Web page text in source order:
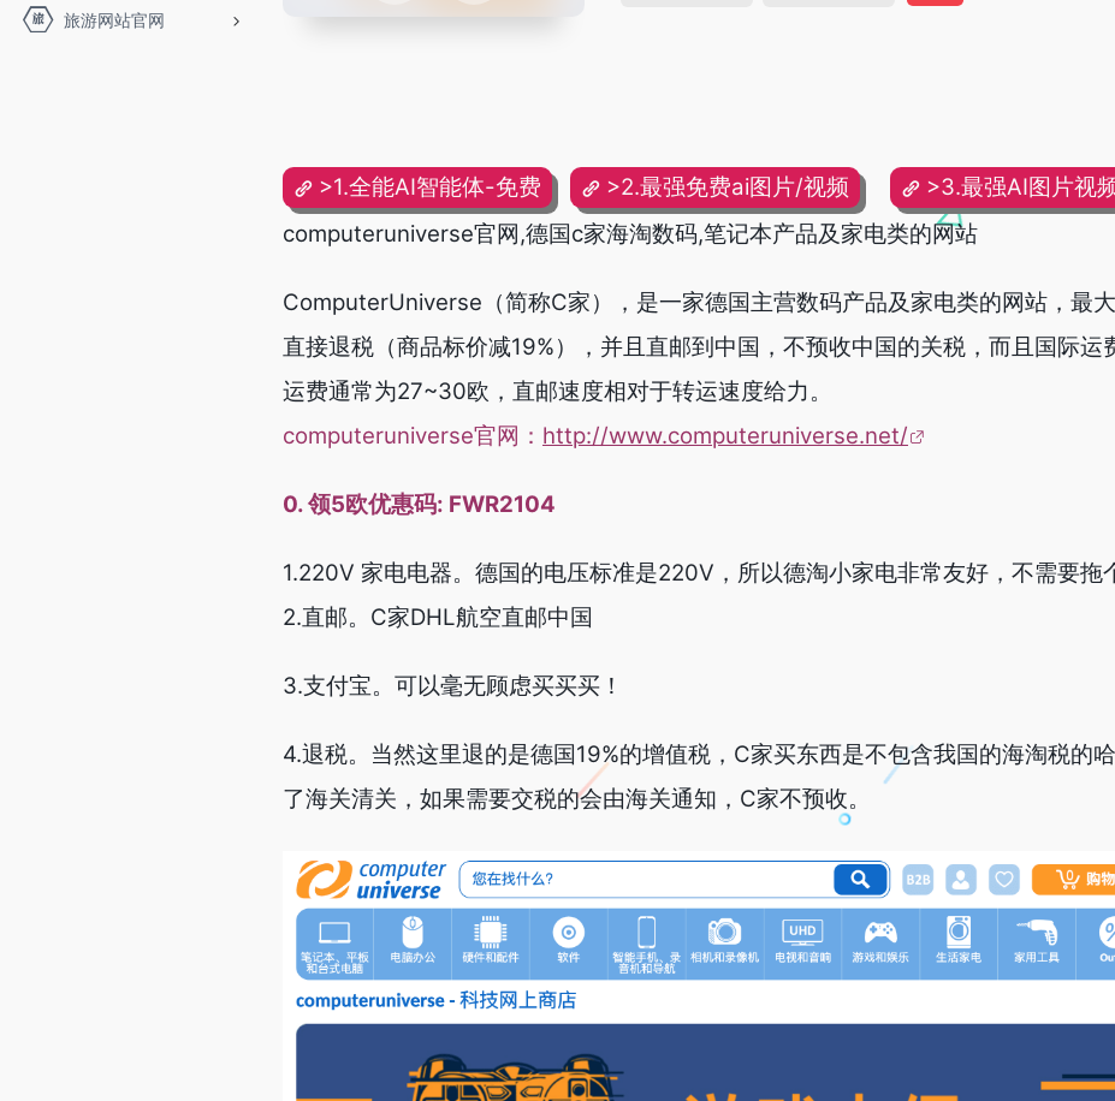
旅游网站官网
>1.全能AI智能体-免费 >2.最强免费ai图片/视频
>3.最强AI图片视
computeruniverse官网,德国c家海淘数码,笔记本产品及家电类的网站
ComputerUniverse（简称C家），是一家德国主营数码产品及家电类的网站，最
直接退税（商品标价减19%），并且直邮到中国，不预收中国的关税，而且国际运
运费通常为27~30欧，直邮速度相对于转运速度给力。
computeruniverse官网： http://www.computeruniverse.net/
0. 领5欧优惠码: FWR2104
1.220V 家电电器。德国的电压标准是220V，所以德淘小家电非常友好，不需要拖
2.直邮。C家DHL航空直邮中国
3.支付宝。可以毫无顾虑买买买！
4.退税。当然这里退的是德国19%的增值税，C家买东西是不包含我国的海淘税的
了海关清关，如果需要交税的会由海关通知，C家不预收。